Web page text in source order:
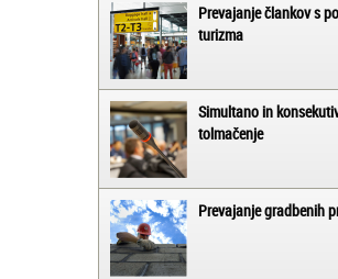
Prevajanje člankov s
turizma
Simultano in
tolmačenje
Prevajanje gradbenih